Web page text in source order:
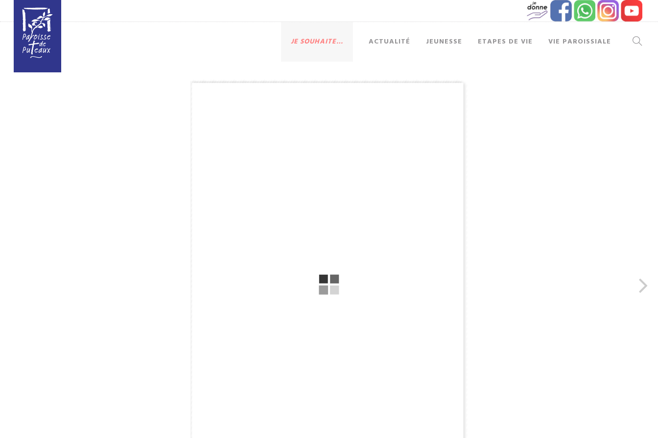
JE SOUHAITE… ACTUALITÉ JEUNESSE ETAPES DE VIE VIE PAROISSIALE